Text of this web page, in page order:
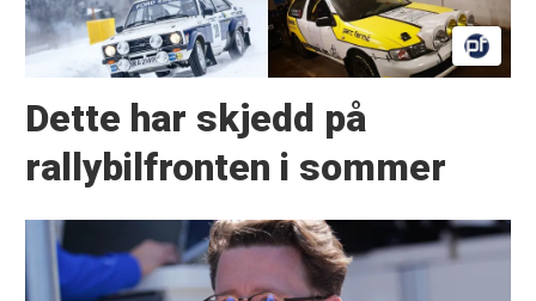
Dette har skjedd på
rallybilfronten i sommer